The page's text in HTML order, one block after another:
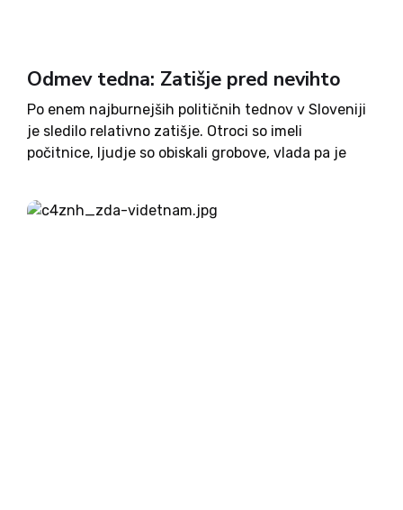
Odmev tedna: Zatišje pred nevihto
Po enem najburnejših političnih tednov v Sloveniji
je sledilo relativno zatišje. Otroci so imeli
počitnice, ljudje so obiskali grobove, vlada pa je
ni bilo povsem mirno. Predsednik NSi Matej Tonin
je v pismu svojemu...